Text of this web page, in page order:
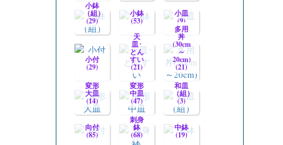
小鉢
（組）
(29)
小鉢
(53)
小皿
(9)
小付
(29)
天
皿･
とん
すい
(21)
多用
丼
(30cm
～
20cm)
(21)
変形
大皿
(14)
変形
中皿
(47)
和皿
（組）
(3)
向付
(85)
刺身
鉢
(68)
中鉢
(19)